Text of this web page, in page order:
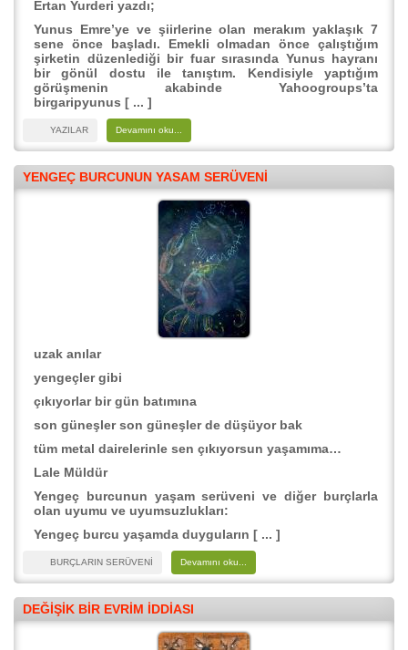
Ertan Yurderi yazdı;
Yunus Emre’ye ve şiirlerine olan merakım yaklaşık 7
sene önce başladı. Emekli olmadan önce çalıştığım
şirketin düzenlediği bir fuar sırasında Yunus hayranı
bir gönül dostu ile tanıştım. Kendisiyle yaptığım
görüşmenin akabinde Yahoogroups’ta
birgaripyunus [ ... ]
YAZILAR Devamını oku...
YENGEÇ BURCUNUN YASAM SERÜVENI
uzak anılar
yengeçler gibi
çıkıyorlar bir gün batımına
son güneşler son güneşler de düşüyor bak
tüm metal dairelerinle sen çıkıyorsun yaşamıma…
Lale Müldür
Yengeç burcunun yaşam serüveni ve diğer burçlarla
olan uyumu ve uyumsuzlukları:
Yengeç burcu yaşamda duyguların [ ... ]
BURÇLARIN SERÜVENİ Devamını oku...
DEĞIŞIK BIR EVRIM İDDIASI